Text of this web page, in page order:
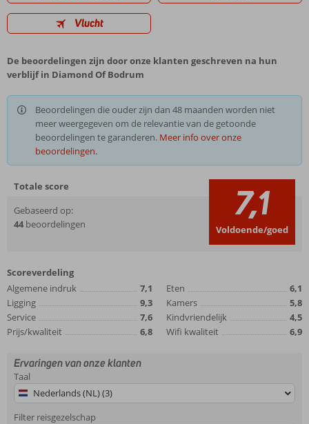
Vlucht
De beoordelingen zijn door onze klanten geschreven na hun
verblijf in Diamond Of Bodrum
Beoordelingen die ouder zijn dan 48 maanden worden niet
meer weergegeven om de relevantie van de getoonde
beoordelingen te garanderen. Meer info over onze
beoordelingen.
Totale score
Gebaseerd op:
44 beoordelingen 7,1
Voldoende/goed
Scoreverdeling
Algemene indruk
7,1
Ligging
9,3
Service
7,6
Prijs/kwaliteit
6,8
Eten
6,1
Kamers
5,8
Kindvriendelijk
4,5
Wifi kwaliteit
6,9
Ervaringen van onze klanten
Taal
Nederlands (NL) (3)
Filter reisgezelschap